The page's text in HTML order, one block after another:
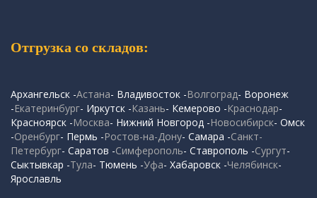
Отгрузка со складов:
Архангельск -Астана- Владивосток -Волгоград- Воронеж
-Екатеринбург- Иркутск -Казань- Кемерово -Краснодар-
Красноярск -Москва- Нижний Новгород -Новосибирск- Омск
-Оренбург- Пермь -Ростов-на-Дону- Самара -Санкт-
Петербург- Саратов -Симферополь- Ставрополь -Сургут-
Сыктывкар -Тула- Тюмень -Уфа- Хабаровск -Челябинск-
Ярославль